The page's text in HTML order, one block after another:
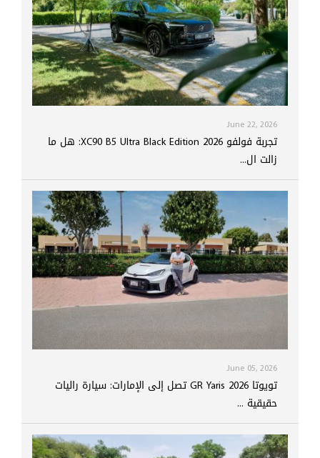
June 22, 2026
تجربة فولفو XC90 B5 Ultra Black Edition 2026: هل ما
زالت ال...
June 05, 2026
تويوتا GR Yaris 2026 تصل إلى الإمارات: سيارة راليات
حقيقية ...